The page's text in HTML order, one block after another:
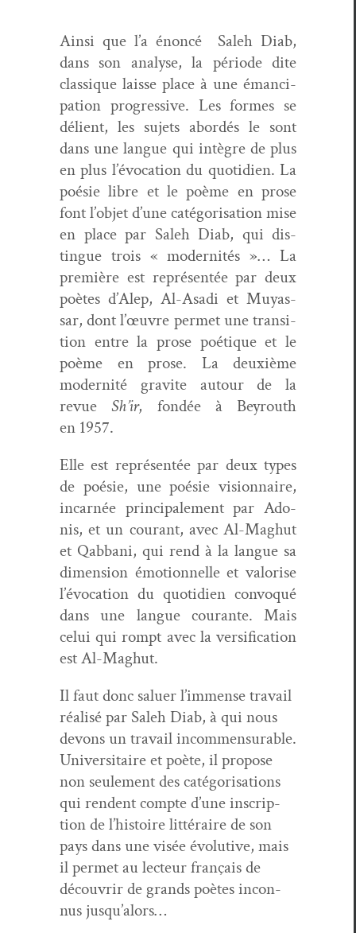
Ain­si que l’a énon­cé Saleh Diab,
dans son analyse, la péri­ode dite
clas­sique laisse place à une éman­ci­
pa­tion pro­gres­sive. Les formes se
délient, les sujets abor­dés le sont
dans une langue qui intè­gre de plus
en plus l’évocation du quo­ti­di­en. La
poésie libre et le poème en prose
font l’objet d’une caté­gori­sa­tion mise
en place par Saleh Diab, qui dis­
tingue trois « moder­nités »… La
pre­mière est représen­tée par deux
poètes d’Alep, Al-Asa­di et Muyas­
sar, dont l’œuvre per­met une tran­si­
tion entre la prose poé­tique et le
poème en prose. La deux­ième
moder­nité gravite autour de la
revue Sh’ir, fondée à Bey­routh
en 1957.
Elle est représen­tée par deux types
de poésie, une poésie vision­naire,
incar­née prin­ci­pale­ment par Ado­
nis, et un courant, avec Al-Maghut
et Qab­bani, qui rend à la langue sa
dimen­sion émo­tion­nelle et val­orise
l’évo­ca­tion du quo­ti­di­en con­vo­qué
dans une langue courante. Mais
celui qui rompt avec la ver­si­fi­ca­tion
est Al-Maghut.
Il faut donc saluer l’im­mense tra­vail
réal­isé par Saleh Diab, à qui nous
devons un tra­vail incom­men­su­rable.
Uni­ver­si­taire et poète, il pro­pose
non seule­ment des caté­gori­sa­tions
qui ren­dent compte d’une inscrip­
tion de l’his­toire lit­téraire de son
pays dans une visée évo­lu­tive, mais
il per­met au lecteur français de
décou­vrir de grands poètes incon­
nus jusqu’alors…